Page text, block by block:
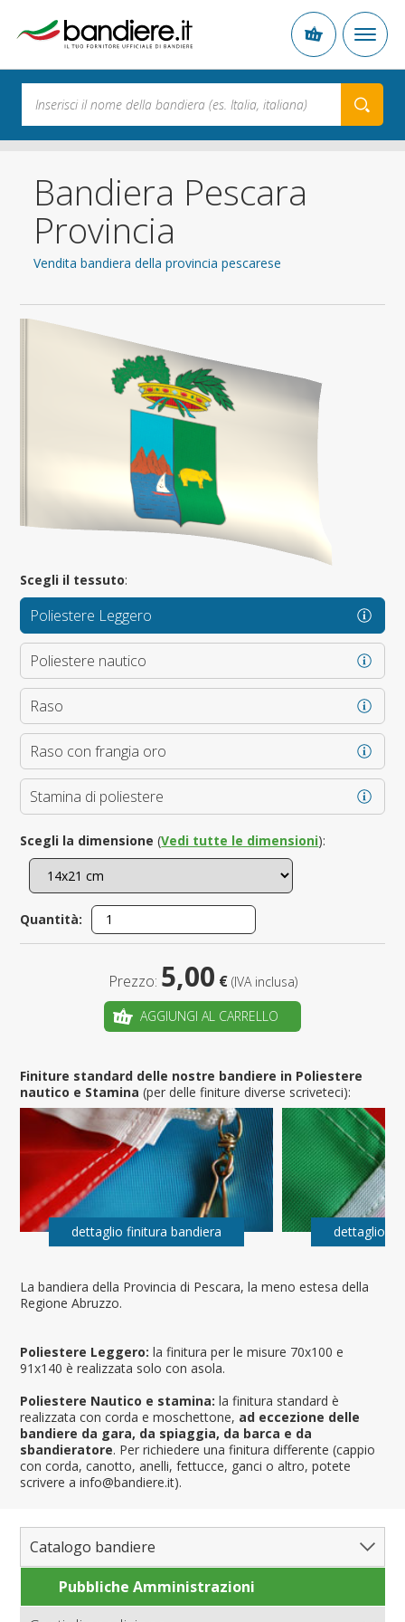
Bandiera Pescara
Provincia
Vendita bandiera della provincia pescarese
La bandiera della Provincia di Pescara, la meno estesa della
Regione Abruzzo.
Poliestere Leggero: la finitura per le misure 70x100 e
91x140 è realizzata solo con asola.
Poliestere Nautico e stamina: la finitura standard è
realizzata con corda e moschettone, ad eccezione delle
bandiere da gara, da spiaggia, da barca e da
sbandieratore. Per richiedere una finitura differente (cappio
con corda, canotto, anelli, fettucce, ganci o altro, potete
scrivere a info@bandiere.it).
Scegli il tessuto:
Poliestere Leggero
Poliestere nautico
Raso
Raso con frangia oro
Stamina di poliestere
Scegli la dimensione (Vedi tutte le dimensioni):
Quantità:
Prezzo: 5,00 € (IVA inclusa)
AGGIUNGI AL CARRELLO
Finiture standard delle nostre bandiere in Poliestere
nautico e Stamina(per delle finiture diverse scriveteci):
dettaglio finitura bandiera dettaglio
Catalogo bandiere
Bandiere del Mondo
Pubbliche Amministrazioni